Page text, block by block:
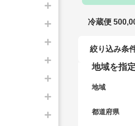
冷蔵便
絞り込み条
地域を指
地域
都道府県